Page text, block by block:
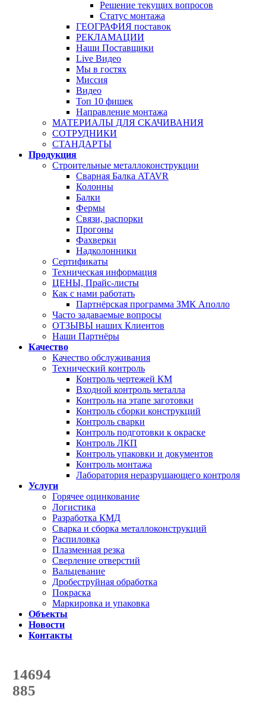
Решение текущих вопросов
Статус монтажа
ГЕОГРАФИЯ поставок
РЕКЛАМАЦИИ
Наши Поставщики
Live Видео
Мы в гостях
Миссия
Видео
Топ 10 фишек
Направление монтажа
МАТЕРИАЛЫ ДЛЯ СКАЧИВАНИЯ
СОТРУДНИКИ
СТАНДАРТЫ
Продукция
Строительные металлоконструкции
Сварная Балка ATAVR
Колонны
Балки
Фермы
Связи, распорки
Прогоны
Фахверки
Надколонники
Сертификаты
Техническая информация
ЦЕНЫ, Прайс-листы
Как с нами работать
Партнёрская программа ЗМК Аполло
Часто задаваемые вопросы
ОТЗЫВЫ наших Клиентов
Наши Партнёры
Качество
Качество обслуживания
Технический контроль
Контроль чертежей КМ
Входной контроль металла
Контроль на этапе заготовки
Контроль сборки конструкций
Контроль сварки
Контроль подготовки к окраске
Контроль ЛКП
Контроль упаковки и документов
Контроль монтажа
Лаборатория неразрушающего контроля
Услуги
Горячее оцинкование
Логистика
Разработка КМД
Сварка и сборка металлоконструкций
Распиловка
Плазменная резка
Сверление отверстий
Вальцевание
Дробеструйная обработка
Покраска
Маркировка и упаковка
Объекты
Новости
Контакты
14694
с начала года
885
с начала месяца